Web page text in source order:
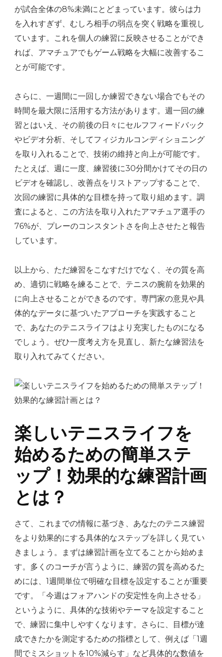
が試合全体の8%未満にとどまっています。彼らは力
を入れすぎず、むしろ相手の弱点を突く戦略を重視し
ています。これを個人の練習に反映させることができ
れば、アマチュアでもゲーム戦略を大幅に改善するこ
とが可能です。
さらに、一週間に一回しか練習できない場合でもその
時間を最大限に活用する方法があります。週一回の練
習とはいえ、その前後の日々にセルフフィードバック
やビデオ分析、そしてフィジカルコンディショニング
を取り入れることで、技術の維持と向上が可能です。
たとえば、週に一度、練習後に30分間かけてその日の
ビデオを確認し、改善点をリストアップすることで、
次回の練習に具体的な目標を持って取り組めます。調
査によると、この方法を取り入れたアマチュア選手の
76%が、プレーのコンスタントさを向上させたと報告
しています。
以上から、ただ練習をこなすだけでなく、その質を高
め、適切に戦略を練ることで、テニスの腕前を効果的
に向上させることができるのです。専門家の意見や具
体的なデータに基づいたアプローチを実践すること
で、あなたのテニスライフはより充実したものになる
でしょう。ぜひ一度考え方を見直し、新たな練習法を
取り入れてみてください。
楽しいテニスライフを
始めるための簡単ステ
ップ！効果的な練習計画
とは？
さて、これまでの情報に基づき、あなたのテニス練習
をより効果的にする具体的なステップを詳しく見てい
きましょう。まずは練習計画を立てることから始めま
す。多くのコーチが言うように、練習の質を高めるた
めには、1週間単位で明確な目標を設定することが重要
です。「今週はフォアハンドの安定性を向上させる」
というように、具体的な技術やテーマを設定すること
で、練習に集中しやすくなります。さらに、目標が達
成できたかを測定するための指標として、例えば「1週
間でミスショットを10%減らす」など具体的な数値を